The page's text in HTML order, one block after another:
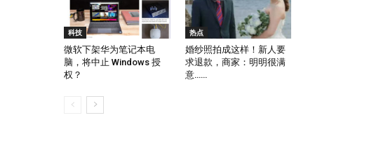
科技
微软下架华为笔记本电
脑，将中止 Windows 授
权？
热点
婚纱照拍成这样！新人要
求退款，商家：明明很满
意……